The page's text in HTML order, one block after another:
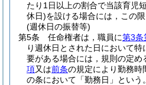
たり1日以上の割合で当該育児
休日)を設ける場合には，この限
(週休日の振替等)
第5条
任命権者は，職員に第3条
り週休日とされた日において
要がある場合には，規則の定め
項又は前条の規定により勤務時
の条において「勤務日」という